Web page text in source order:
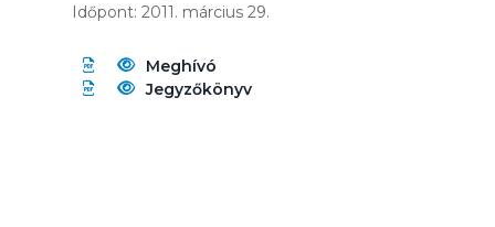
Időpont: 2011. március 29.
Meghívó
Jegyzőkönyv